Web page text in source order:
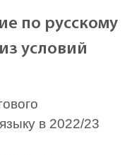
по русскому
условий
в 2022/23